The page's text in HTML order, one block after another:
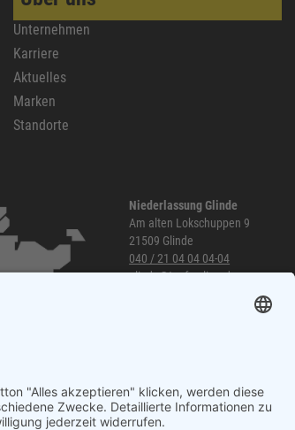
Unternehmen
Karriere
Aktuelles
Marken
Standorte
Niederlassung Glinde
Am alten Lokschuppen 9
21509 Glinde
040 / 21 04 04 04-04
glinde@topf-online.de